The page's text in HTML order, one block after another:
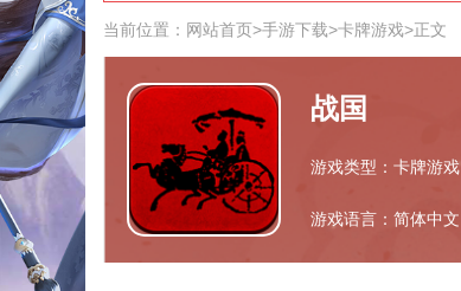
当前位置： 网站首页>手游下载>卡牌游戏>正文
战国
游戏类型：卡牌游戏
游戏语言：简体中文